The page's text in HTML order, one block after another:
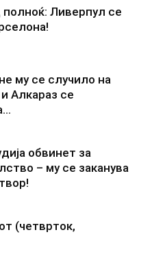
полноќ: Ливерпул се
му се случило на
Алкараз се
обвинет за
– му се заканува
(четврток,